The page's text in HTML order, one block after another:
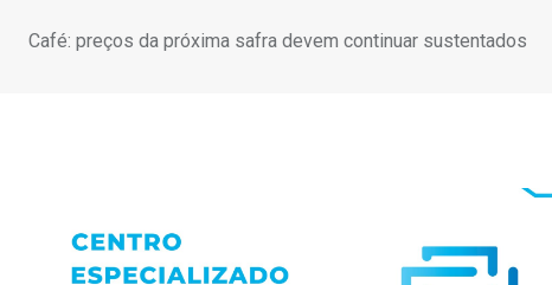
Café: preços da próxima safra devem continuar sustentados